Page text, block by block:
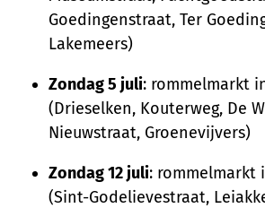
Goedingenstraat, Ter
Lakemeers)
Zondag 5 juli: rommelmarkt
(Drieselken, Kouterweg, De
Nieuwstraat, Groenevijvers)
Zondag 12 juli: rommelmarkt
(Sint-Godelievestraat,